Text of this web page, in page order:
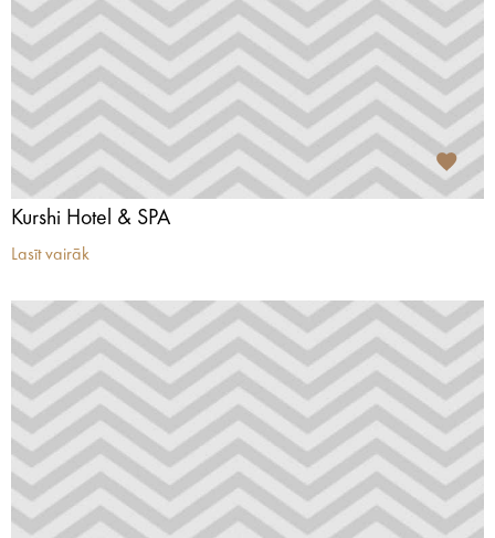
Kurshi Hotel & SPA
Lasīt vairāk